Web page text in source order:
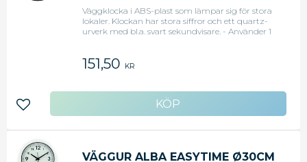
Väggklocka i ABS-plast som lämpar sig för stora
lokaler. Klockan har stora siffror och ett quartz-
urverk med bl.a. svart sekundvisare. - Använder 1
151,50 KR
Lägg till i favoriter
VÄGGUR ALBA EASYTIME Ø30CM